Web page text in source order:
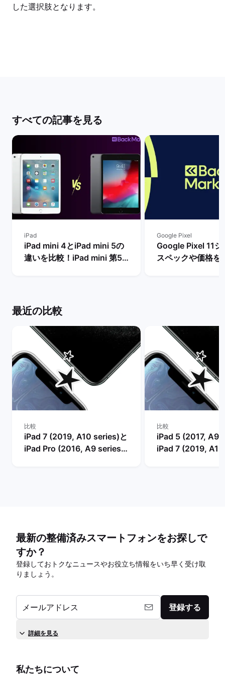
した選択肢となります。
すべての記事を見る
iPad
iPad mini 4とiPad mini 5の
違いを比較！iPad mini 第5
Google Pixel
Google Pixel 11シ
スペックや価格を
最近の比較
比較
iPad 7 (2019, A10 series)と
iPad Pro (2016, A9 series)
比較
iPad 5 (2017, A9
iPad 7 (2019,
最新の整備済みスマートフォンをお探しで
すか？
登録しておトクなニュースやお役立ち情報をいち早く受け取
りましょう。
メールアドレス 登録する
詳細を見る
私たちについて